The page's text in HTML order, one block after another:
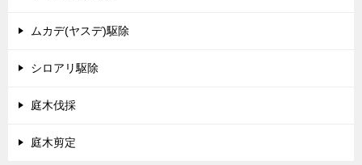
ムカデ(ヤスデ)駆除
シロアリ駆除
庭木伐採
庭木剪定